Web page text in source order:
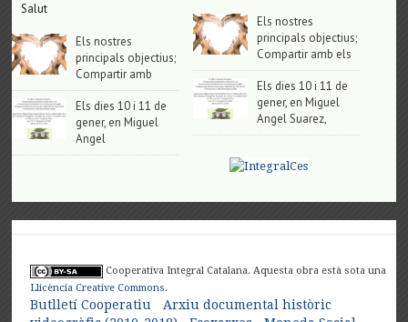
Salut
Els nostres
principals objectius;
Compartir amb
Els dies 10 i 11 de
gener, en Miguel
Angel
Els nostres
principals objectius;
Compartir amb els
Els dies 10 i 11 de
gener, en Miguel
Angel Suarez,
Cooperativa Integral Catalana. Aquesta obra està sota una
Llicència Creative Commons.
Butlletí Cooperatiu
Arxiu documental històric